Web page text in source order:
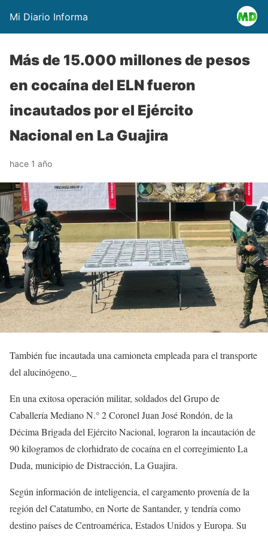
Mi Diario Informa
Más de 15.000 millones de pesos
en cocaína del ELN fueron
incautados por el Ejército
Nacional en La Guajira
hace 1 año
También fue incautada una camioneta empleada para el transporte
del alucinógeno._
En una exitosa operación militar, soldados del Grupo de
Caballería Mediano N.° 2 Coronel Juan José Rondón, de la
Décima Brigada del Ejército Nacional, lograron la incautación de
90 kilogramos de clorhidrato de cocaína en el corregimiento La
Duda, municipio de Distracción, La Guajira.
Según información de inteligencia, el cargamento provenía de la
región del Catatumbo, en Norte de Santander, y tendría como
destino países de Centroamérica, Estados Unidos y Europa. Su